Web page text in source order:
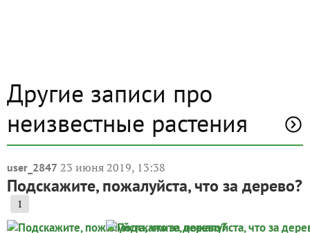
Другие записи про
неизвестные растения
user_2847 23 июня 2019, 13:38
Подскажите, пожалуйста, что за дерево?
1